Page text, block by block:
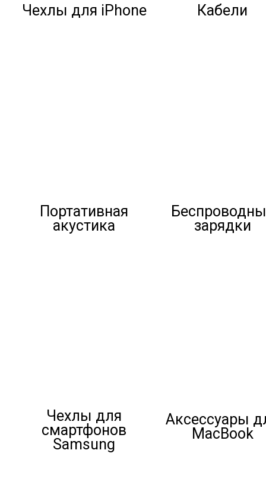
Чехлы для iPhone Кабели
Портативная
акустика
зарядки
Чехлы для
смартфонов
Samsung
Аксессуары
MacBook